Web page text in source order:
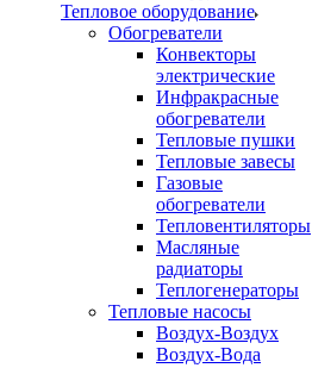
Тепловое оборудование
Обогреватели
Конвекторы
электрические
Инфракрасные
обогреватели
Тепловые пушки
Тепловые завесы
Газовые
обогреватели
Тепловентиляторы
Масляные
радиаторы
Теплогенераторы
Тепловые насосы
Воздух-Воздух
Воздух-Вода